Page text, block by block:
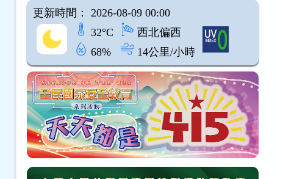
更新時間： 2026-08-09 00:00
32°C
西北偏西
68%
14公里/小時